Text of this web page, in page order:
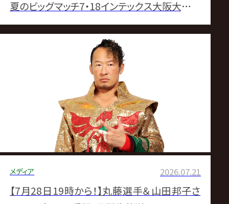
夏のビッグマッチ7・18インテックス大阪大会を
計12ページで大詳報！
メディア 2026.07.21
【7月28日19時から！】丸藤選手＆山田邦子さ